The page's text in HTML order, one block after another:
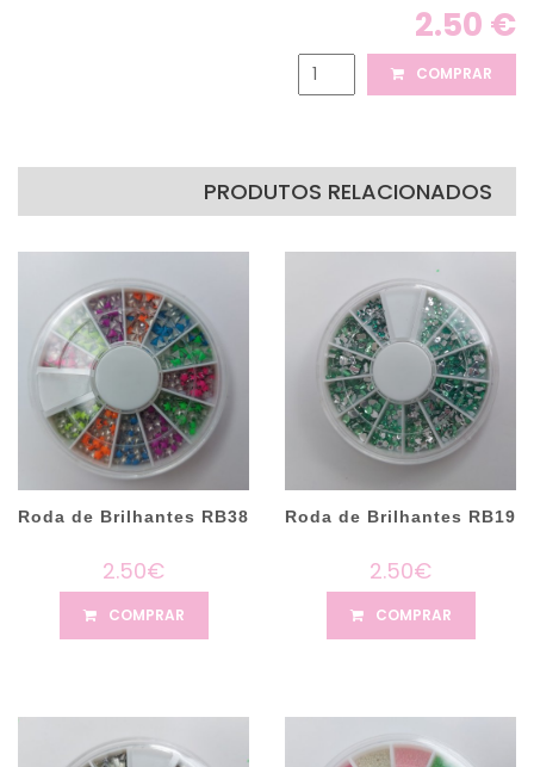
2.50 €
COMPRAR
PRODUTOS RELACIONADOS
Roda de Brilhantes RB38
2.50€
COMPRAR
Roda de Brilhantes RB19
2.50€
COMPRAR